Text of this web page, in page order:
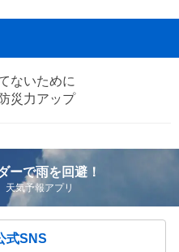
ないために
災力アップ
ーで雨を回避！
気予報アプリ
式SNS